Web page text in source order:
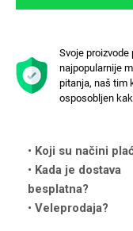
Svoje
najpopularnije
pitanja, naš tim
osposobljen
Koji su načini
Kada je dostava
besplatna?
Veleprodaja?
Love motivi
Quotes Collection